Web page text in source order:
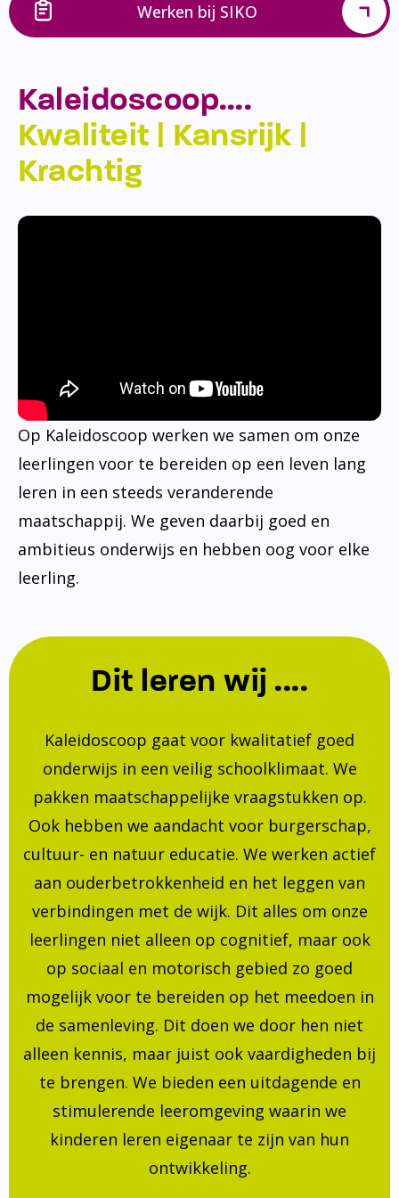
Werken bij SIKO
Kaleidoscoop….
Kwaliteit | Kansrijk |
Krachtig
Op Kaleidoscoop werken we samen om onze
leerlingen voor te bereiden op een leven lang
leren in een steeds veranderende
maatschappij. We geven daarbij goed en
ambitieus onderwijs en hebben oog voor elke
leerling.
Dit leren wij ....
Kaleidoscoop gaat voor kwalitatief goed
onderwijs in een veilig schoolklimaat. We
pakken maatschappelijke vraagstukken op.
Ook hebben we aandacht voor burgerschap,
cultuur- en natuur educatie. We werken actief
aan ouderbetrokkenheid en het leggen van
verbindingen met de wijk. Dit alles om onze
leerlingen niet alleen op cognitief, maar ook
op sociaal en motorisch gebied zo goed
mogelijk voor te bereiden op het meedoen in
de samenleving. Dit doen we door hen niet
alleen kennis, maar juist ook vaardigheden bij
te brengen. We bieden een uitdagende en
stimulerende leeromgeving waarin we
kinderen leren eigenaar te zijn van hun
ontwikkeling.